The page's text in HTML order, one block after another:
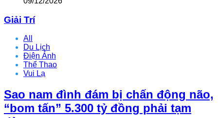
Giải Trí
All
Du Lịch
Điện Ảnh
Thể Thao
Vui Lạ
Sao nam đình đám bị chấn động não,
“bom tấn” 5.300 tỷ đồng phải tạm